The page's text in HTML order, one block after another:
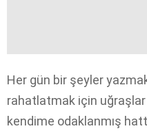
Her gün bir şeyler
rahatlatmak için
kendime odaklanmış